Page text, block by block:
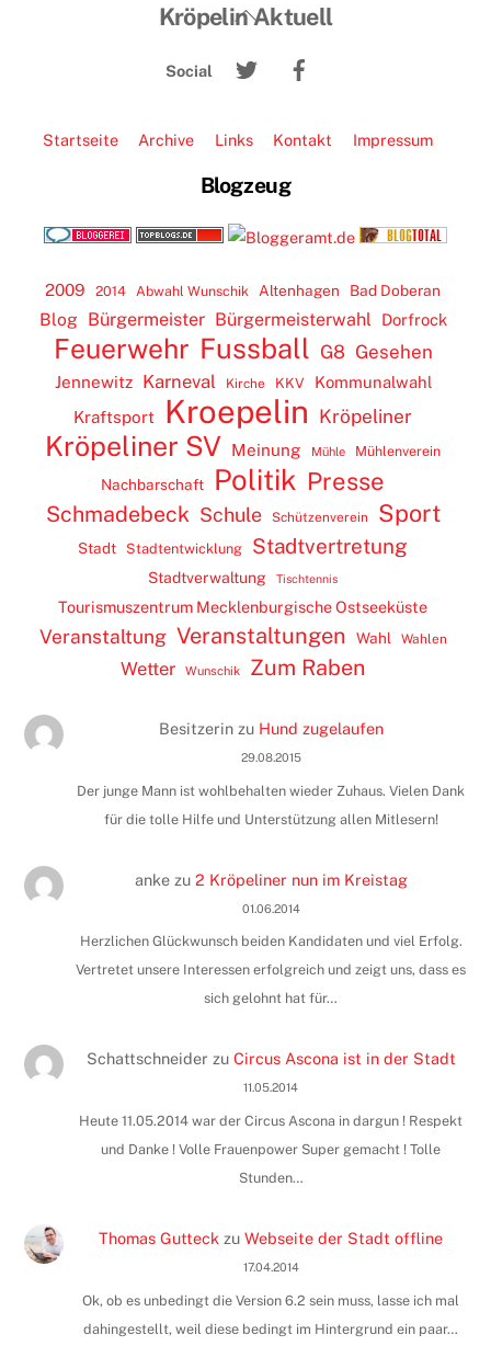
Back
Top
Kröpelin Aktuell
Social
Twitter
Startseite Archive Links Kontakt Impressum
Blogzeug
2009 2014 Abwahl Wunschik Altenhagen Bad Doberan
Blog Bürgermeister Bürgermeisterwahl Dorfrock
Feuerwehr Fussball G8 Gesehen
Jennewitz Karneval Kirche KKV
Kommunalwahl
Kraftsport
Kroepelin Kröpeliner
Kröpeliner SV Meinung Mühle Mühlenverein
Nachbarschaft Politik Presse
Schmadebeck Schule Schützenverein Sport
Stadt Stadtentwicklung Stadtvertretung
Stadtverwaltung Tischtennis
Tourismuszentrum Mecklenburgische Ostseeküste
Veranstaltung Veranstaltungen Wahl Wahlen
Wetter Wunschik Zum Raben
Besitzerinzu Hund zugelaufen
29.08.2015
Der junge Mann ist wohlbehalten wieder Zuhaus. Vielen Dank
für die tolle Hilfe und Unterstützung allen Mitlesern!
ankezu 2 Kröpeliner nun im Kreistag
01.06.2014
Herzlichen Glückwunsch beiden Kandidaten und viel Erfolg.
Vertretet unsere Interessen erfolgreich und zeigt uns, dass es
sich gelohnt hat für…
Schattschneider zu Circus Ascona ist in der Stadt
11.05.2014
Heute 11.05.2014 war der Circus Ascona in dargun ! Respekt
und Danke ! Volle Frauenpower Super gemacht ! Tolle
Stunden…
Thomas Gutteck zuWebseite der Stadt offline
17.04.2014
Ok, ob es unbedingt die Version 6.2 sein muss, lasse ich mal
dahingestellt, weil diese bedingt im Hintergrund ein paar…